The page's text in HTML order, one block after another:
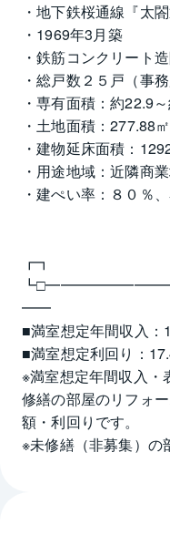
・地下鉄桜通線『太
・1969年3月築
・鉄筋コンクリート
・総戸数２５戸（事
・専有面積：約22.9
・土地面積：277.88
・建物延床面積：
・用途地域：近隣商
・建ぺい率：８０％
┏┓
━━
■満室想定年間収入：
■満室想定利回り：
※満室想定年間収入・
修繕の部屋のリフォ
額・利回りです。
※未修繕（非募集）の